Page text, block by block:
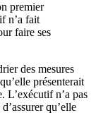
premier
n’a fait
faire ses
des mesures
présenterait
L’exécutif n’a pas
qu’elle